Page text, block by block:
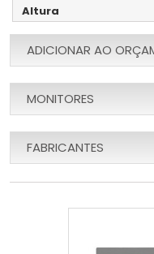
Altura
ADICIONAR AO
MONITORES
FABRICANTES